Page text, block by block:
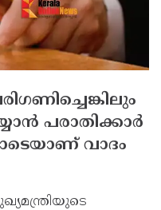
പരാതിക്കാര്‍
വാദം